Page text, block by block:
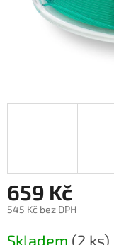
659 Kč
545 Kč bez DPH
Skladem (2 ks)